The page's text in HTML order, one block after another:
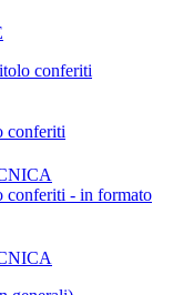
conferiti
conferiti
conferiti - in formato